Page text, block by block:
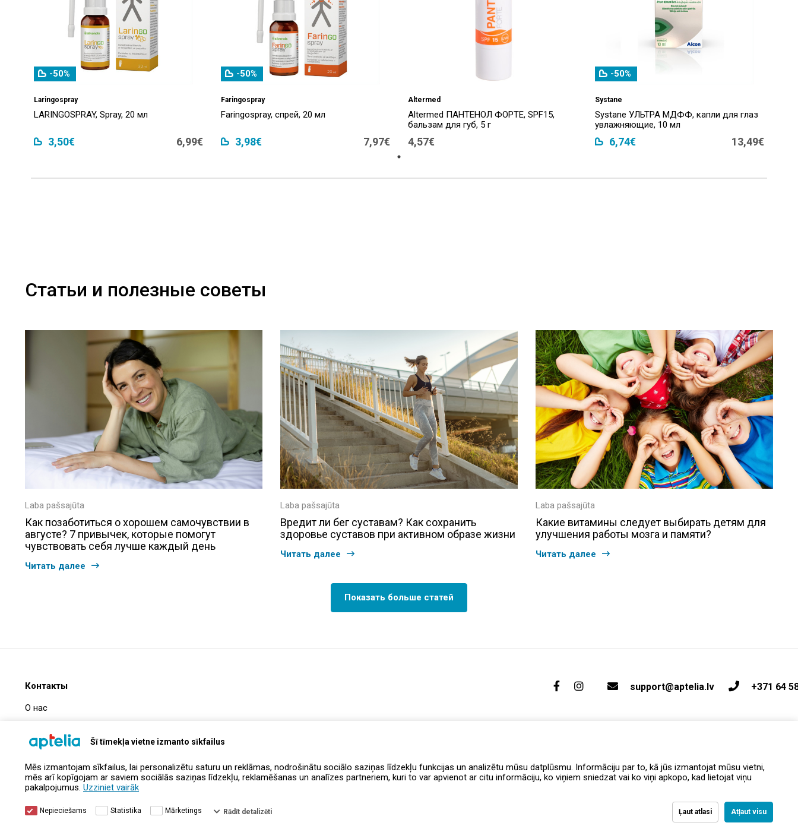
Šī tīmekļa vietne izmanto sīkfailus
Mēs izmantojam sīkfailus, lai personalizētu saturu un reklāmas, nodrošinātu sociālo saziņas līdzekļu funkcijas un analizētu mūsu datplūsmu. Informāciju par to, kā jūs izmantojat mūsu vietni,
mēs arī kopīgojam ar saviem sociālās saziņas līdzekļu, reklamēšanas un analīzes partneriem, kuri to var apvienot ar citu informāciju, ko viņiem sniedzat vai ko viņi apkopo, kad lietojat viņu
pakalpojumus. Uzziniet vairāk
Ļaut atlasi Atļaut visu
Nepieciešams Statistika Mārketings Rādīt detalizēti
-50%
Laringospray
LARINGOSPRAY, Spray, 20 мл
3,50€ 6,99€
-50%
Faringospray
Faringospray, спрей, 20 мл
3,98€ 7,97€
Altermed
Altermed ПАНТЕНОЛ ФОРТЕ, SPF15,
бальзам для губ, 5 г
4,57€
-50%
Systane
Systane УЛЬТРА МДФФ, капли для глаз
увлажняющие, 10 мл
6,74€ 13,49€
Статьи и полезные советы
Laba pašsajūta
Как позаботиться о хорошем самочувствии в
августе? 7 привычек, которые помогут
чувствовать себя лучше каждый день
Читать далее
Laba pašsajūta
Вредит ли бег суставам? Как сохранить
здоровье суставов при активном образе жизни
Читать далее
Laba pašsajūta
Какие витамины следует выбирать детям для
улучшения работы мозга и памяти?
Читать далее
Показать больше статей
Контакты
О нас
Информация о компании
Контакты
support@aptelia.lv +371 64